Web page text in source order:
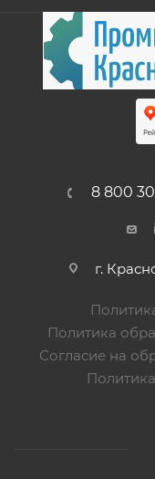
8 800
г.
Политика
Согласие на